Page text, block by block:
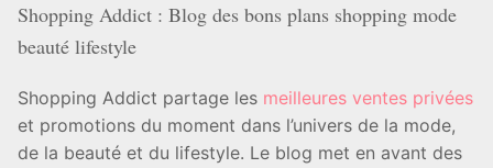
Shopping Addict : Blog des bons plans shopping mode
beauté lifestyle
Shopping Addict partage les meilleures ventes privées
et promotions du moment dans l’univers de la mode,
de la beauté et du lifestyle. Le blog met en avant des